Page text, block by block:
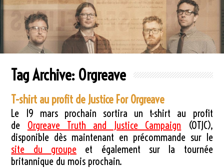
Tag Archive: Orgreave
T-shirt au profit de Justice For Orgreave
Le 19 mars prochain sortira un t-shirt au profit
de Orgreave Truth and Justice Campaign (OTJC),
disponible dès maintenant en précommande sur le
site du groupe et également sur la tournée
britannique du mois prochain.